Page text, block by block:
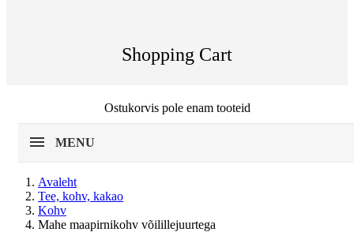
Shopping Cart
Ostukorvis pole enam tooteid
MENU
Avaleht
Tee, kohv, kakao
Kohv
Mahe maapirnikohv võilillejuurtega